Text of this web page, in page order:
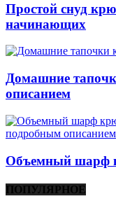
Простой снуд
начинающих
Домашние
описанием
Объемный шарф
ПОПУЛЯРНОЕ